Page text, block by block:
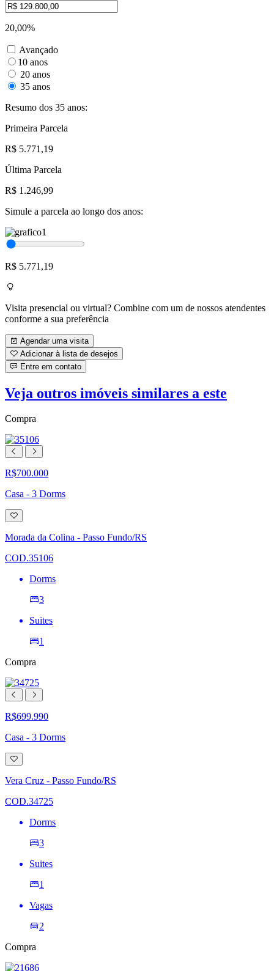
20,00%
Avançado
10 anos
20 anos
35 anos
Resumo dos 35 anos:
Primeira Parcela
R$ 5.771,19
Última Parcela
R$ 1.246,99
Simule a parcela ao longo dos anos:
R$ 5.771,19
Visita presencial ou virtual? Combine com um de nossos atendentes
conforme a sua preferência
Agendar uma visita
Adicionar à lista de desejos
Entre em contato
Veja outros imóveis similares a este
Compra
R$700.000
Casa - 3 Dorms
Adicionar
à
lista
de
Morada da Colina - Passo Fundo/RS
COD.35106
Dorms
3
Suites
1
Compra
R$699.990
Casa - 3 Dorms
Adicionar
à
lista
de
Vera Cruz - Passo Fundo/RS
COD.34725
Dorms
3
Suites
1
Vagas
2
Compra